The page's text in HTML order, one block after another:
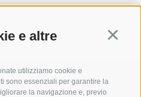
e altre
utilizziamo cookie e
sono essenziali per garantire la
la navigazione e, previo